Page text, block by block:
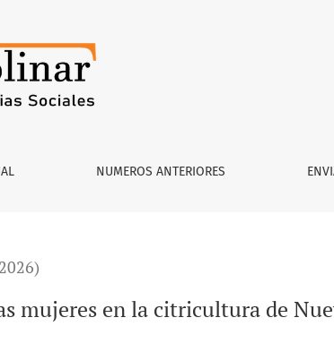
León
NUMEROS ANTERIORES
mujeres en la citricultura de